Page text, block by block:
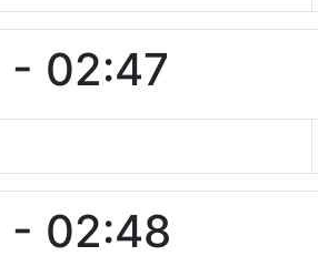
- 02:47
- 02:48